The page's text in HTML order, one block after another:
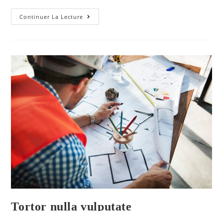
Continuer La Lecture
Tortor nulla vulputate